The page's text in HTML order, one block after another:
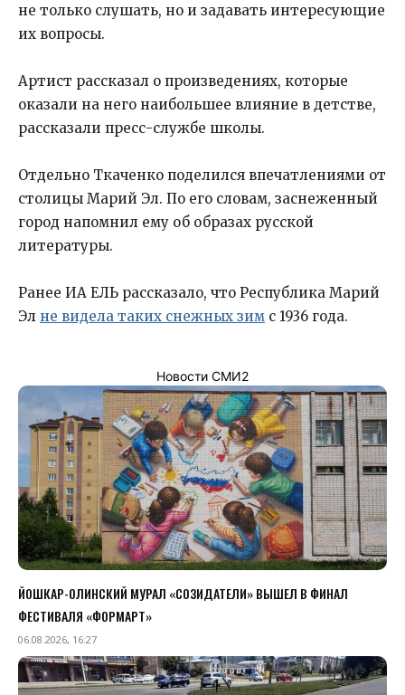
не только слушать, но и задавать интересующие
их вопросы.
Артист рассказал о произведениях, которые
оказали на него наибольшее влияние в детстве,
рассказали пресс-службе школы.
Отдельно Ткаченко поделился впечатлениями от
столицы Марий Эл. По его словам, заснеженный
город напомнил ему об образах русской
литературы.
Ранее ИА ЕЛЬ рассказало, что Республика Марий
Эл не видела таких снежных зим с 1936 года.
Новости СМИ2
ЙОШКАР-ОЛИНСКИЙ МУРАЛ «СОЗИДАТЕЛИ» ВЫШЕЛ В ФИНАЛ
ФЕСТИВАЛЯ «ФОРМАРТ»
06.08.2026, 16:27